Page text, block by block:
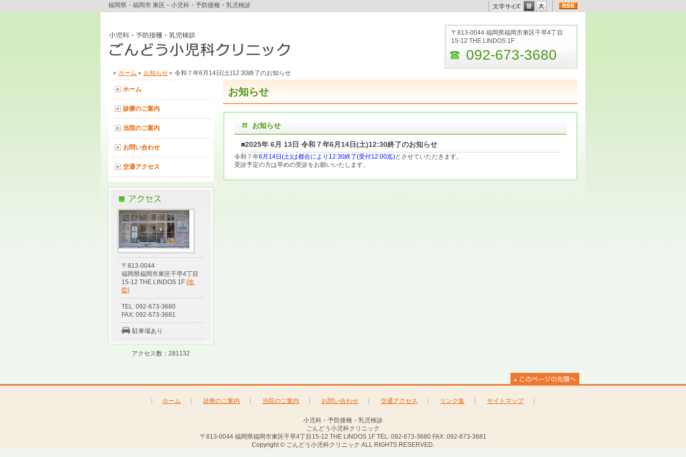
福岡県・福岡市 東区・小児科・予防接種・乳児検診
〒813-0044 福岡県福岡市東区千早4丁目
15-12 THE LINDOS 1F
092-673-3680
ホーム お知らせ 令和７年6月14日(土)12:30終了のお知らせ
お知らせ
お知らせ
■2025年 6月 13日 令和７年6月14日(土)12:30終了のお知らせ
令和７年6月14日(土)は都合により12:30終了(受付12:00迄)とさせていただきます。
受診予定の方は早めの受診をお願いいたします。
ホーム
診療のご案内
当院のご案内
お問い合わせ
交通アクセス
〒813-0044
福岡県福岡市東区千早4丁目
15-12 THE LINDOS 1F [地
図]
TEL: 092-673-3680
FAX: 092-673-3681
駐車場あり
アクセス数：281132
ホーム 診療のご案内 当院のご案内 お問い合わせ 交通アクセス リンク集 サイトマップ
小児科・予防接種・乳児検診
ごんどう小児科クリニック
〒813-0044 福岡県福岡市東区千早4丁目15-12 THE LINDOS 1F TEL: 092-673-3680 FAX: 092-673-3681
Copyright © ごんどう小児科クリニック ALL RIGHTS RESERVED.